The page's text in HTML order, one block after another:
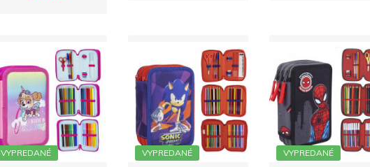
VYPREDANÉ VYPREDANÉ VYPREDANÉ